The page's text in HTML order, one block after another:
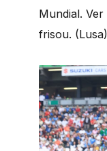
Mundial.
frisou. (Lusa)